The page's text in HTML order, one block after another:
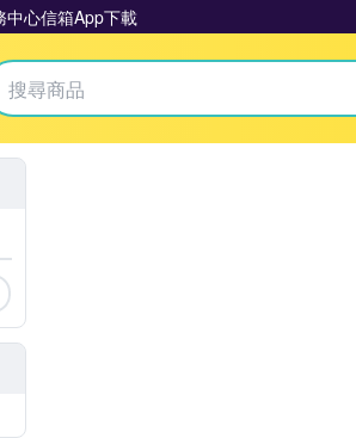
中心信箱App下載
拍賣